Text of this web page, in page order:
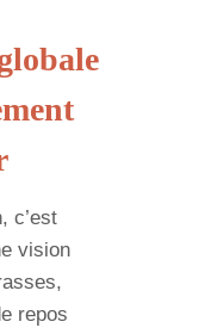
c’est
vision
repos